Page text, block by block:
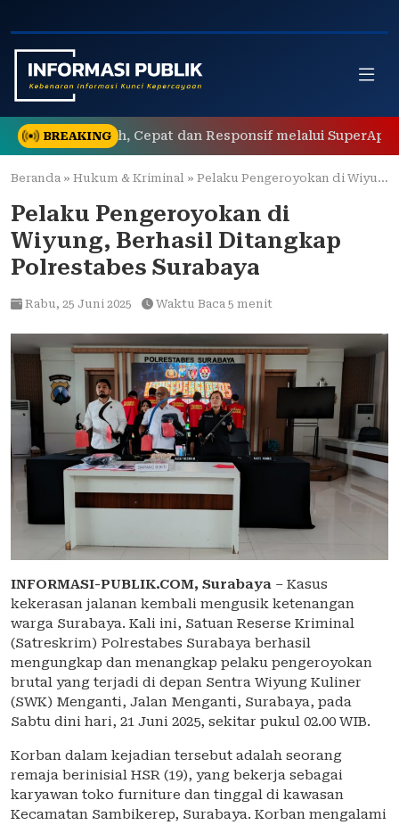
to
content
BREAKING
Mudah, Cepat dan Responsif melalui SuperApp Polri
Beranda » Hukum & Kriminal » Pelaku Pengeroyokan di Wiyung, Berhasil Ditangkap Polrestabes Surabaya
Pelaku Pengeroyokan di
Wiyung, Berhasil Ditangkap
Polrestabes Surabaya
Rabu, 25 Juni 2025 Waktu Baca 5 menit
INFORMASI-PUBLIK.COM, Surabaya – Kasus
kekerasan jalanan kembali mengusik ketenangan
warga Surabaya. Kali ini, Satuan Reserse Kriminal
(Satreskrim) Polrestabes Surabaya berhasil
mengungkap dan menangkap pelaku pengeroyokan
brutal yang terjadi di depan Sentra Wiyung Kuliner
(SWK) Menganti, Jalan Menganti, Surabaya, pada
Sabtu dini hari, 21 Juni 2025, sekitar pukul 02.00 WIB.
Korban dalam kejadian tersebut adalah seorang
remaja berinisial HSR (19), yang bekerja sebagai
karyawan toko furniture dan tinggal di kawasan
Kecamatan Sambikerep, Surabaya. Korban mengalami